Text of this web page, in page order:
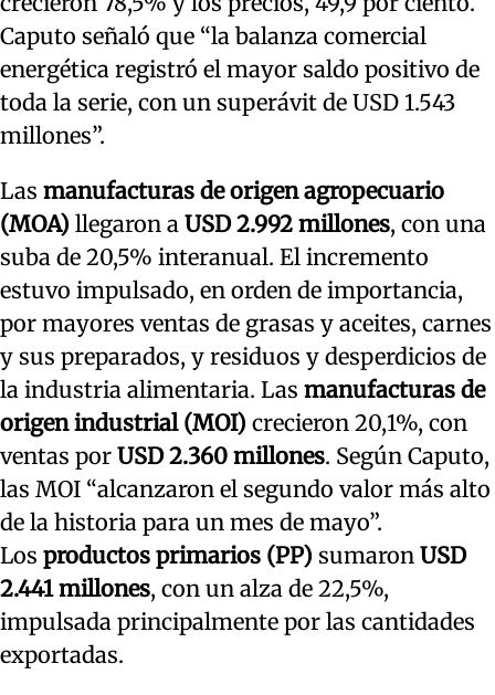
Caputo señaló que “la balanza comercial
energética registró el mayor saldo positivo de
toda la serie, con un superávit de USD 1.543
millones”.
Las manufacturas de origen agropecuario
(MOA) llegaron a USD 2.992 millones, con una
suba de 20,5% interanual. El incremento
estuvo impulsado, en orden de importancia,
por mayores ventas de grasas y aceites, carnes
y sus preparados, y residuos y desperdicios de
la industria alimentaria. Las manufacturas de
origen industrial (MOI) crecieron 20,1%, con
ventas por USD 2.360 millones. Según Caputo,
las MOI “alcanzaron el segundo valor más alto
de la historia para un mes de mayo”.
Los productos primarios (PP) sumaron USD
2.441 millones, con un alza de 22,5%,
impulsada principalmente por las cantidades
exportadas.